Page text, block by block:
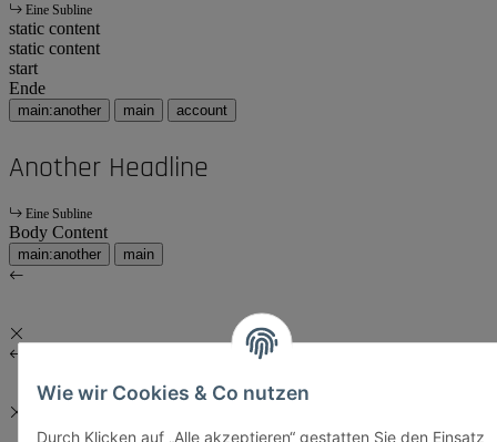
Wie wir Cookies & Co nutzen
Durch Klicken auf „Alle akzeptieren“ gestatten Sie den Einsatz
Eine Subline
static content
static content
start
Ende
main:another main account
Another Headline
Eine Subline
Body Content
main:another main